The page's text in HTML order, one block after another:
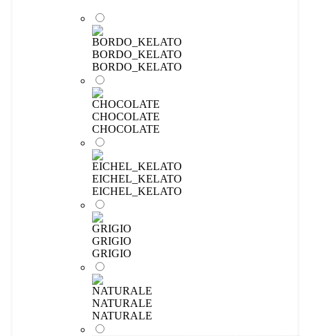
BORDO_KELATO
BORDO_KELATO
CHOCOLATE
CHOCOLATE
EICHEL_KELATO
EICHEL_KELATO
GRIGIO
GRIGIO
NATURALE
NATURALE